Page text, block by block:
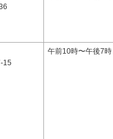
15
午前10時〜午後7時